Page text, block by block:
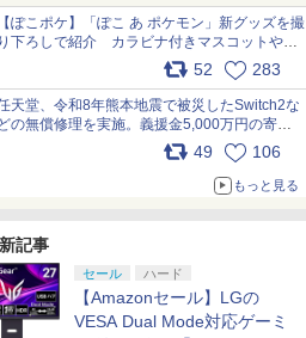
ぽこポケ】「ぽこ あ ポケモン」新グッズを撮
下ろしで紹介 カラビナ付きマスコットやス
52 283
天堂、令和8年熊本地震で被災したSwitch2な
の無償修理を実施。義援金5,000万円の寄付
も発表 pic.x.com/BAYsMfUfUC
49 106
もっと見る
記事
セール ハード
【Amazonセール】LGの
VESA Dual Mode対応ゲーミ